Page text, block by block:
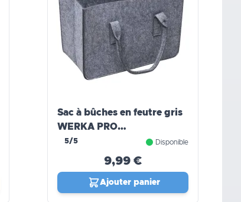
Sac à bûches en feutre gris
WERKA PRO
(50x27x34cm)
5/5 Disponible
9,99 €
Ajouter panier